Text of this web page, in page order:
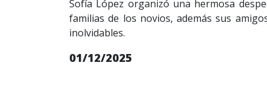
Sofía López organizó una hermosa
familias de los novios, además sus
inolvidables.
01/12/2025